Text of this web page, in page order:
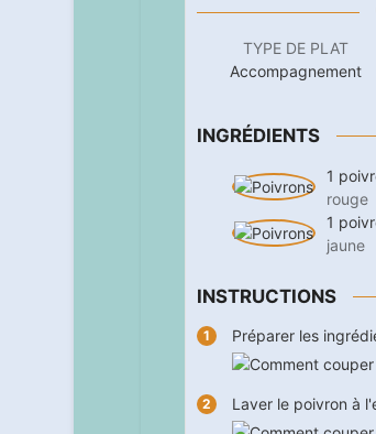
TYPE DE PLAT
Accompagnement
INGRÉDIENTS
1
rouge
1
jaune
INSTRUCTIONS
Préparer les
Laver le poivron à